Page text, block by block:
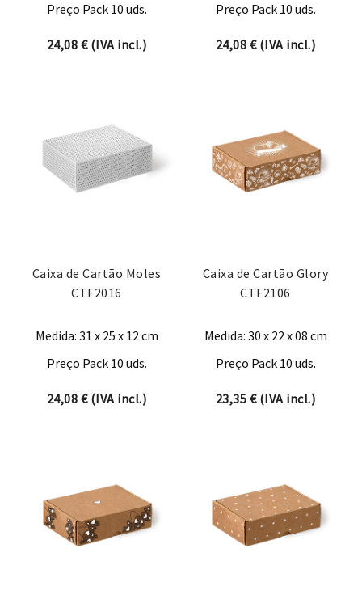
Preço Pack 10 uds.
24,08 €(IVA incl.)
Preço Pack 10 uds.
24,08 €(IVA incl.)
Caixa de Cartão Moles
CTF2016
Medida: 31 x 25 x 12 cm
Preço Pack 10 uds.
24,08 €(IVA incl.)
Caixa de Cartão Glory
CTF2106
Medida: 30 x 22 x 08 cm
Preço Pack 10 uds.
23,35 €(IVA incl.)